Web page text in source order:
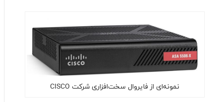
نمونه‌ای از فایروال سخت‌افزاری شرکت CISCO